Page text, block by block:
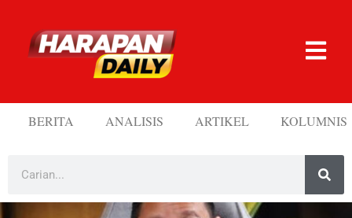
BERITA ANALISIS ARTIKEL KOLUMNIS